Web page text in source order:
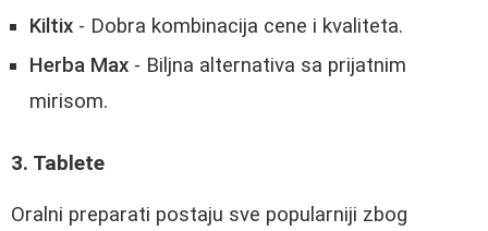
Kiltix - Dobra kombinacija cene i kvaliteta.
Herba Max - Biljna alternativa sa prijatnim
mirisom.
3. Tablete
Oralni preparati postaju sve popularniji zbog